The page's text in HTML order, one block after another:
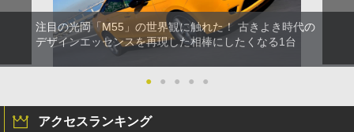
注目の光岡「M55」の世界観に触れた！ 古きよき時代の
デザインエッセンスを再現した相棒にしたくなる1台
● ● ● ● ●
アクセスランキング